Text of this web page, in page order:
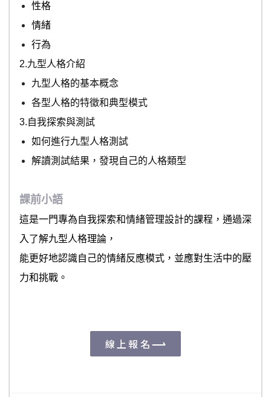
性格
情緒
行為
2.九型人格介紹
九型人格的基本概念
各型人格的特徵和典型模式
3.自我探索與測試
如何進行九型人格測試
解讀測試結果，發現自己的人格類型
課前小語
這是一門專為自我探索和情緒管理設計的課程，通過深
入了解九型人格理論，
能更好地認識自己的情緒反應模式，並應對生活中的壓
力和挑戰。
線上報名